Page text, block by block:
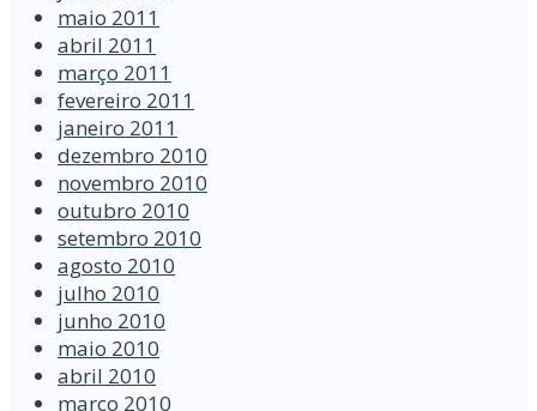
maio 2011
abril 2011
março 2011
fevereiro 2011
janeiro 2011
dezembro 2010
novembro 2010
outubro 2010
setembro 2010
agosto 2010
julho 2010
junho 2010
maio 2010
abril 2010
março 2010